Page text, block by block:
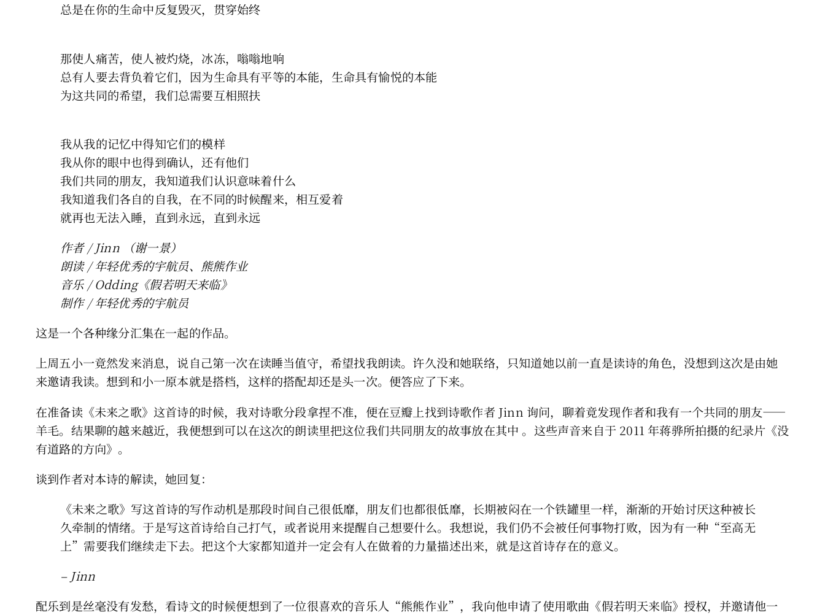
总是在你的生命中反复毁灭，贯穿始终
那使人痛苦，使人被灼烧，冰冻，嗡嗡地响
总有人要去背负着它们，因为生命具有平等的本能，生命具有愉悦的本能
为这共同的希望，我们总需要互相照扶
我从我的记忆中得知它们的模样
我从你的眼中也得到确认，还有他们
我们共同的朋友，我知道我们认识意味着什么
我知道我们各自的自我，在不同的时候醒来，相互爱着
就再也无法入睡，直到永远，直到永远
作者 / Jinn （谢一景）
朗读 / 年轻优秀的宇航员、熊熊作业
音乐 / Odding《假若明天来临》
制作 / 年轻优秀的宇航员
这是一个各种缘分汇集在一起的作品。
上周五小一竟然发来消息，说自己第一次在读睡当值守，希望找我朗读。许久没和她联络，只知道她以前一直是读诗的角色，没想到这次是由她
来邀请我读。想到和小一原本就是搭档，这样的搭配却还是头一次。便答应了下来。
在准备读《未来之歌》这首诗的时候，我对诗歌分段拿捏不准，便在豆瓣上找到诗歌作者 Jinn 询问，聊着竟发现作者和我有一个共同的朋友——
羊毛。结果聊的越来越近，我便想到可以在这次的朗读里把这位我们共同朋友的故事放在其中 。这些声音来自于 2011 年蒋骅所拍摄的纪录片《没
有道路的方向》。
谈到作者对本诗的解读，她回复：
《未来之歌》写这首诗的写作动机是那段时间自己很低靡，朋友们也都很低靡，长期被闷在一个铁罐里一样，渐渐的开始讨厌这种被长
久牵制的情绪。于是写这首诗给自己打气，或者说用来提醒自己想要什么。我想说，我们仍不会被任何事物打败，因为有一种“至高无
上”需要我们继续走下去。把这个大家都知道并一定会有人在做着的力量描述出来，就是这首诗存在的意义。
– Jinn
配乐到是丝毫没有发愁，看诗文的时候便想到了一位很喜欢的音乐人“熊熊作业”，我向他申请了使用歌曲《假若明天来临》授权，并邀请他一